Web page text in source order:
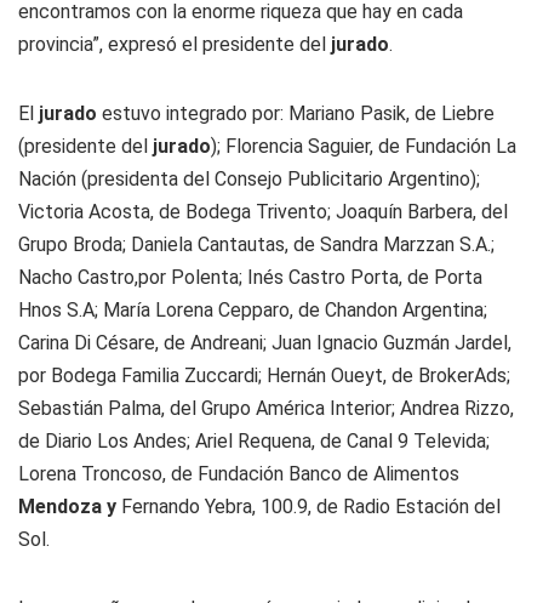
encontramos con la enorme riqueza que hay en cada
provincia”, expresó el presidente del jurado.
El jurado estuvo integrado por: Mariano Pasik, de Liebre
(presidente del jurado); Florencia Saguier, de Fundación La
Nación (presidenta del Consejo Publicitario Argentino);
Victoria Acosta, de Bodega Trivento; Joaquín Barbera, del
Grupo Broda; Daniela Cantautas, de Sandra Marzzan S.A.;
Nacho Castro,por Polenta; Inés Castro Porta, de Porta
Hnos S.A; María Lorena Cepparo, de Chandon Argentina;
Carina Di Césare, de Andreani; Juan Ignacio Guzmán Jardel,
por Bodega Familia Zuccardi; Hernán Oueyt, de BrokerAds;
Sebastián Palma, del Grupo América Interior; Andrea Rizzo,
de Diario Los Andes; Ariel Requena, de Canal 9 Televida;
Lorena Troncoso, de Fundación Banco de Alimentos
Mendoza y Fernando Yebra, 100.9, de Radio Estación del
Sol.